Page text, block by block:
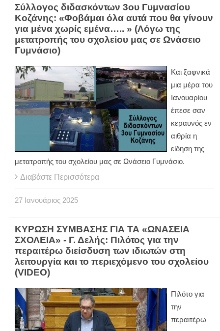
Σύλλογος διδασκόντων 3ου Γυμνασίου
Κοζάνης: «Φοβάμαι όλα αυτά που θα γίνουν
για μένα χωρίς εμένα….. » (Λόγω της
μετατροπής του σχολείου μας σε Ωνάσειο
Γυμνάσιο)
Και ξαφνικά
μια μέρα του
Ιανουαρίου
έπεσε σαν
κεραυνός εν
αιθρία η
είδηση της
μετατροπής του σχολείου μας σε Ωνάσειο Γυμνάσιο.
Διαβάστε Περισσότερα
27 Ιανουάριος 2025
ΚΥΡΩΣΗ ΣΥΜΒΑΣΗΣ ΓΙΑ ΤΑ «ΩΝΑΣΕΙΑ
ΣΧΟΛΕΙΑ» - Γ. Δελής: Πιλότος για την
περαιτέρω διείσδυση των ιδιωτών στη
λειτουργία και το περιεχόμενο του σχολείου
(VIDEO)
Πιλότο για
την
περαιτέρω